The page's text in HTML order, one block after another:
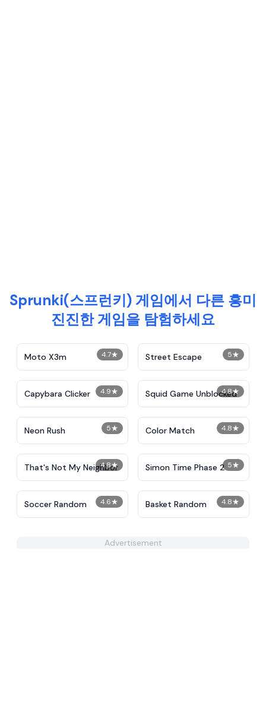
Sprunki(스프런키) 게임에서 다른 흥미
진진한 게임을 탐험하세요
4.7★
Moto X3m 5★
Street Escape
4.9★
Capybara Clicker 4.8★
Squid Game Unblocked
5★
Neon Rush 4.8★
Color Match
4.8★
That's Not My Neighbor 5★
Simon Time Phase 2
4.6★
Soccer Random 4.8★
Basket Random
Advertisement